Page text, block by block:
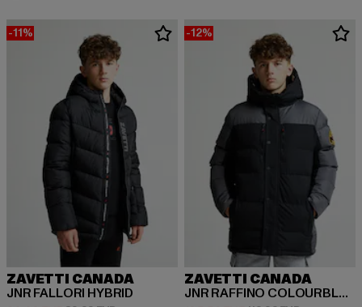
-11%
ZAVETTI CANADA
JNR FALLORI HYBRID
-12%
ZAVETTI CANADA
JNR RAFFINO COLOURBLOCK